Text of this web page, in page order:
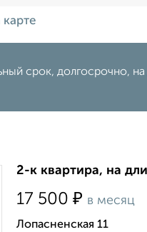
карте
срок, долгосрочно,
2-к квартира, на
17 500 ₽ в месяц
Лопасненская 11